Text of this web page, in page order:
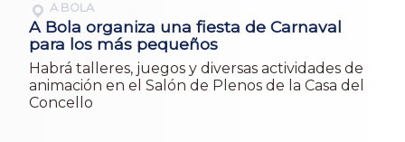
A BOLA
A Bola organiza una fiesta de Carnaval
para los más pequeños
Habrá talleres, juegos y diversas actividades de
animación en el Salón de Plenos de la Casa del
Concello